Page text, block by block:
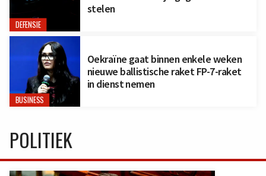
DEFENSIE
stelen
BUSINESS
Oekraïne gaat binnen enkele weken
nieuwe ballistische raket FP-7-raket
in dienst nemen
POLITIEK